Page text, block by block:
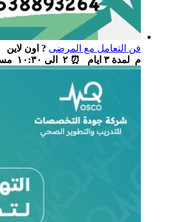
فن التعامل مع المرضى
م لمدة ٣ ايام ‏ ⏰ ٢ الى ١٠:٣٠ مساءً ‏ ‏ ? معتمدة ...